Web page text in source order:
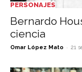
PERSONAJES
Bernardo
ciencia
Omar López Mato - 21